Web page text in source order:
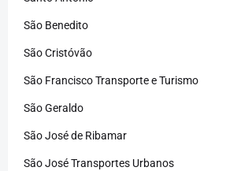
São Benedito
São Cristóvão
São Francisco Transporte e Turismo
São Geraldo
São José de Ribamar
São José Transportes Urbanos